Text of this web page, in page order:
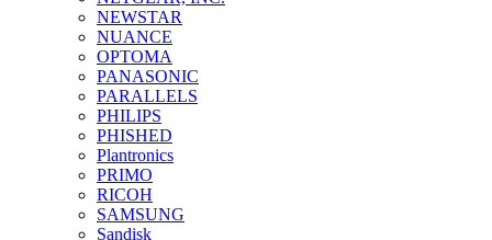
NEWSTAR
NUANCE
OPTOMA
PANASONIC
PARALLELS
PHILIPS
PHISHED
Plantronics
PRIMO
RICOH
SAMSUNG
Sandisk